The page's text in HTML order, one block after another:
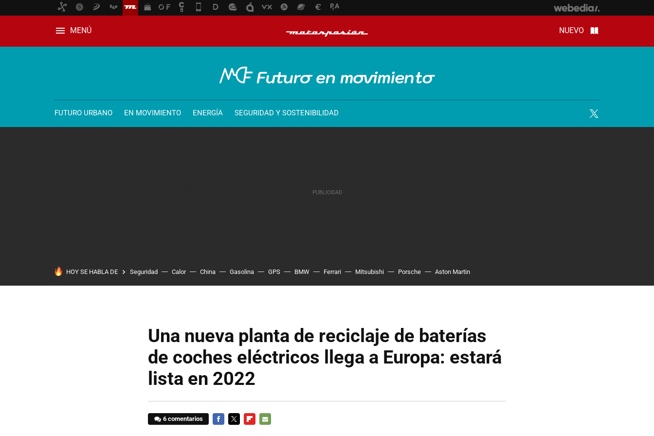
MENÚ NUEVO
FUTURO URBANO EN MOVIMIENTO ENERGÍA SEGURIDAD Y SOSTENIBILIDAD
HOY SE HABLA DE Seguridad Calor China Gasolina GPS BMW Ferrari Mitsubishi Porsche Aston Martin
Una nueva planta de reciclaje de baterías
de coches eléctricos llega a Europa: estará
lista en 2022
6 comentarios